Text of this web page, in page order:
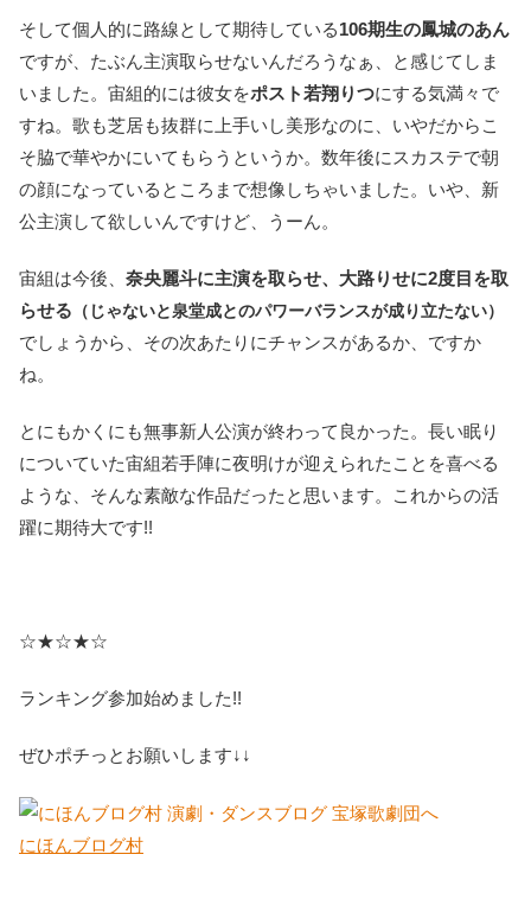
そして個人的に路線として期待している106期生の鳳城のあん
ですが、たぶん主演取らせないんだろうなぁ、と感じてしま
いました。宙組的には彼女をポスト若翔りつにする気満々で
すね。歌も芝居も抜群に上手いし美形なのに、いやだからこ
そ脇で華やかにいてもらうというか。数年後にスカステで朝
の顔になっているところまで想像しちゃいました。いや、新
公主演して欲しいんですけど、うーん。
宙組は今後、 奈央麗斗に主演を取らせ、大路りせに2度目を取
らせる （じゃないと泉堂成とのパワーバランスが成り立たない）
でしょうから、その次あたりにチャンスがあるか、ですか
ね。
とにもかくにも無事新人公演が終わって良かった。長い眠り
についていた宙組若手陣に夜明けが迎えられたことを喜べる
ような、そんな素敵な作品だったと思います。これからの活
躍に期待大です!!
☆★☆★☆
ランキング参加始めました!!
ぜひポチっとお願いします↓↓
にほんブログ村